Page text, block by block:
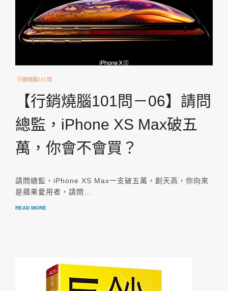
行銷燒腦101問
【行銷燒腦101問－06】請問
總監，iPhone XS Max破五
萬，你會不會買？
請問總監，iPhone XS Max一支破五萬，創天高，你向來
是蘋果愛用者，請問…
READ MORE